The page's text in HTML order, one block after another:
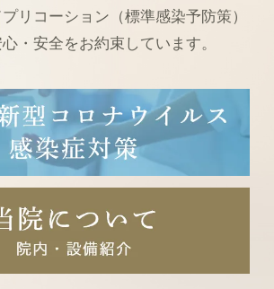
リコーション（標準感染予防策）
・安全をお約束しています。